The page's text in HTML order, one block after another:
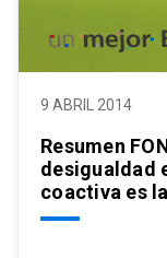
9 ABRIL 2014
Resumen
desigualdad
coactiva es